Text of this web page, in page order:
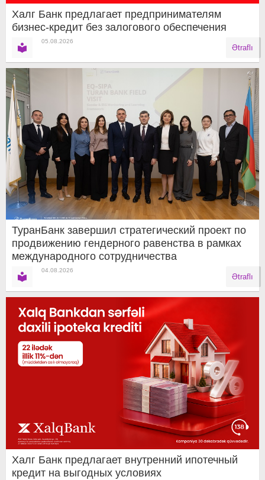
Халг Банк предлагает предпринимателям
бизнес-кредит без залогового обеспечения
05.08.2026
Ətraflı
ТуранБанк завершил стратегический проект по
продвижению гендерного равенства в рамках
международного сотрудничества
04.08.2026
Ətraflı
Халг Банк предлагает внутренний ипотечный
кредит на выгодных условиях